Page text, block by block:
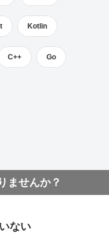
Kotlin
C++ Go
ませんか？
ない